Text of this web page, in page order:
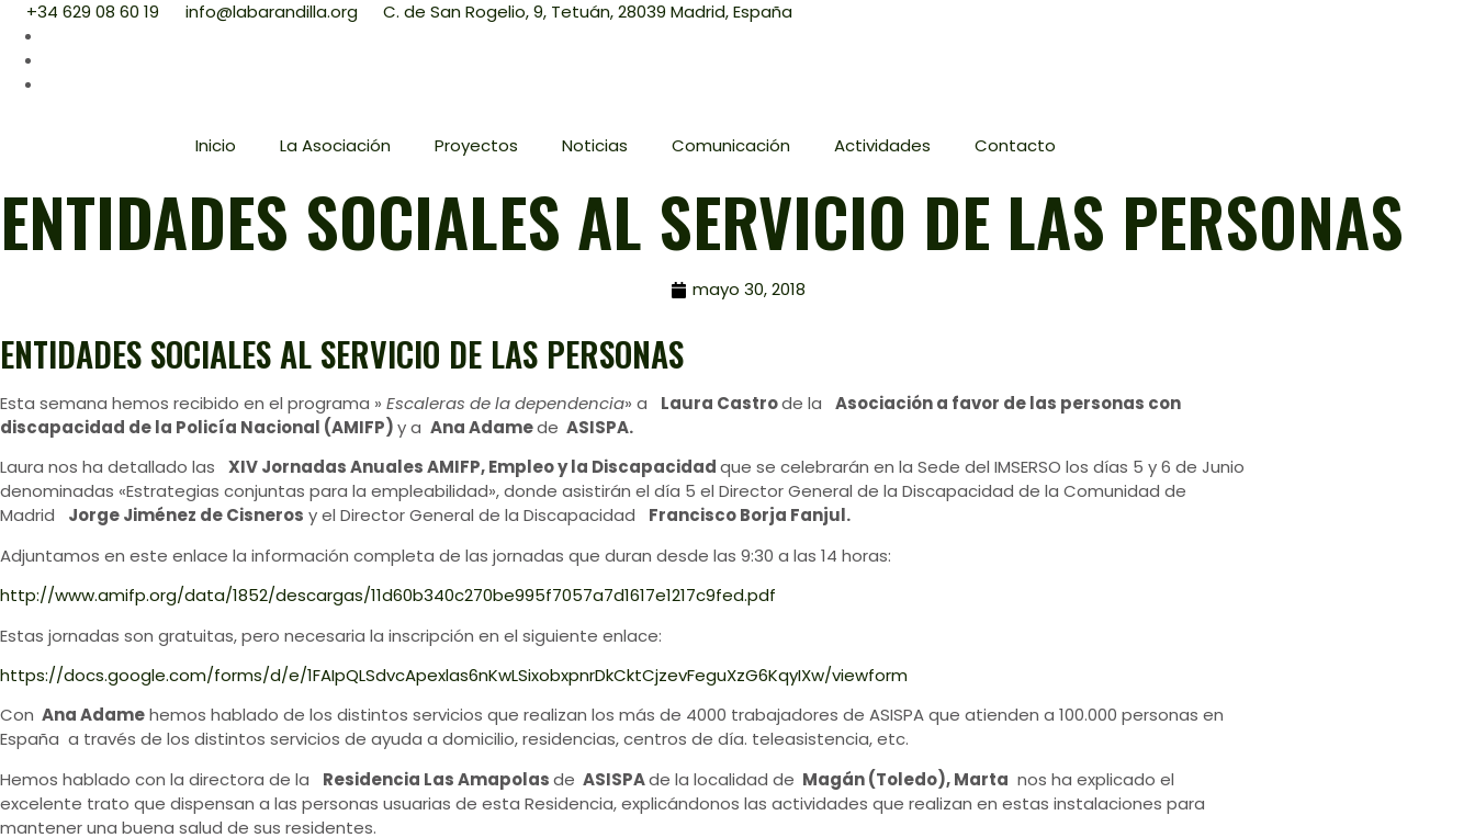
+34 629 08 60 19 info@labarandilla.org C. de San Rogelio, 9, Tetuán, 28039 Madrid, España
Inicio La Asociación Proyectos Noticias Comunicación Actividades Contacto
ENTIDADES SOCIALES AL SERVICIO DE LAS PERSONAS
mayo 30, 2018
ENTIDADES SOCIALES AL SERVICIO DE LAS PERSONAS
Esta semana hemos recibido en el programa » Escaleras de la dependencia» a Laura Castrode la Asociación a favor de las personas con
discapacidad de la Policía Nacional (AMIFP)y a Ana Adamede ASISPA.
Laura nos ha detallado las XIV Jornadas Anuales AMIFP, Empleo y la Discapacidadque se celebrarán en la Sede del IMSERSO los días 5 y 6 de Junio
denominadas «Estrategias conjuntas para la empleabilidad», donde asistirán el día 5 el Director General de la Discapacidad de la Comunidad de
Madrid Jorge Jiménez de Cisneros y el Director General de la Discapacidad Francisco Borja Fanjul.
Adjuntamos en este enlace la información completa de las jornadas que duran desde las 9:30 a las 14 horas:
http://www.amifp.org/data/1852/descargas/11d60b340c270be995f7057a7d1617e1217c9fed.pdf
Estas jornadas son gratuitas, pero necesaria la inscripción en el siguiente enlace:
https://docs.google.com/forms/d/e/1FAIpQLSdvcApexlas6nKwLSixobxpnrDkCktCjzevFeguXzG6KqyIXw/viewform
Con Ana Adamehemos hablado de los distintos servicios que realizan los más de 4000 trabajadores de ASISPA que atienden a 100.000 personas en
España a través de los distintos servicios de ayuda a domicilio, residencias, centros de día. teleasistencia, etc.
Hemos hablado con la directora de la Residencia Las Amapolasde ASISPAde la localidad de Magán (Toledo), Marta nos ha explicado el
excelente trato que dispensan a las personas usuarias de esta Residencia, explicándonos las actividades que realizan en estas instalaciones para
mantener una buena salud de sus residentes.